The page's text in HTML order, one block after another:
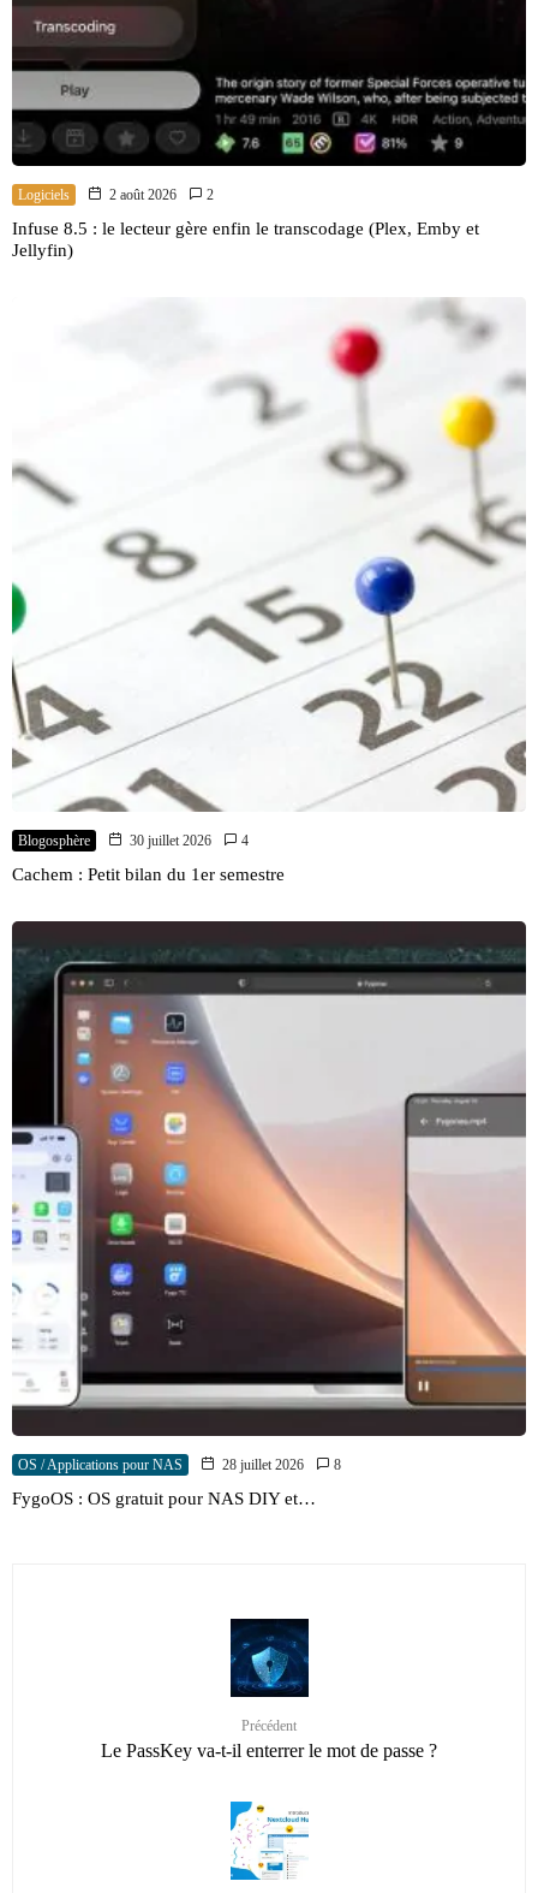
Logiciels 2 août 2026 2
Infuse 8.5 : le lecteur gère enfin le transcodage (Plex, Emby et
Jellyfin)
Blogosphère 30 juillet 2026 4
Cachem : Petit bilan du 1er semestre
OS / Applications pour NAS 28 juillet 2026 8
FygoOS : OS gratuit pour NAS DIY et…
Précédent
Le PassKey va-t-il enterrer le mot de passe ?